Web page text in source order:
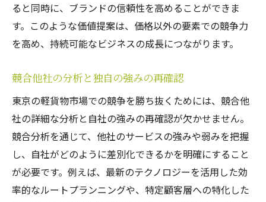
ると同時に、ブランドの信頼性を高めることができま
す。このような価値提案は、価格以外の要素での競争力
を高め、持続可能なビジネスの成長につながります。
競合他社の分析と独自の強みの再確認
東京の軽貨物市場での競争を勝ち抜くためには、競合他
社の詳細な分析と自社の強みの再確認が欠かせません。
競合分析を通じて、他社のサービスの強みや弱みを把握
し、自社がどのように差別化できるかを明確にすること
が必要です。例えば、最新のテクノロジーを活用した効
率的なルートプランニングや、特定顧客層への特化した